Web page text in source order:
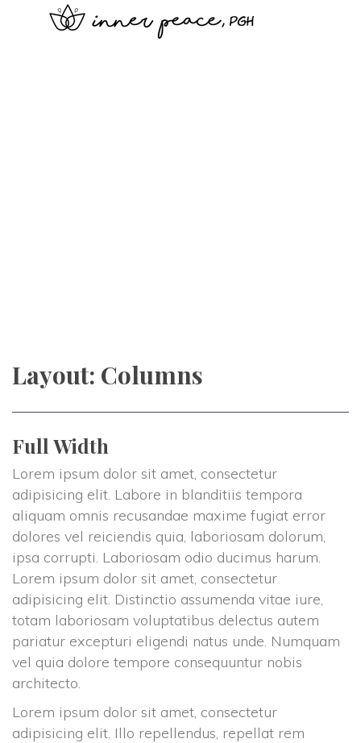
Layout: Columns
Full Width
Lorem ipsum dolor sit amet, consectetur
adipisicing elit. Labore in blanditiis tempora
aliquam omnis recusandae maxime fugiat error
dolores vel reiciendis quia, laboriosam dolorum,
ipsa corrupti. Laboriosam odio ducimus harum.
Lorem ipsum dolor sit amet, consectetur
adipisicing elit. Distinctio assumenda vitae iure,
totam laboriosam voluptatibus delectus autem
pariatur excepturi eligendi natus unde. Numquam
vel quia dolore tempore consequuntur nobis
architecto.
Lorem ipsum dolor sit amet, consectetur
adipisicing elit. Illo repellendus, repellat rem